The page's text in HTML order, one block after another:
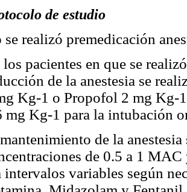
de estudio
se realizó premedicación
pacientes en que se
de la anestesia se
Kg-1 o Propofol 2 mg Kg-
mg Kg-1 para la intubación
de la
de 0.5 a 1
intervalos variables según